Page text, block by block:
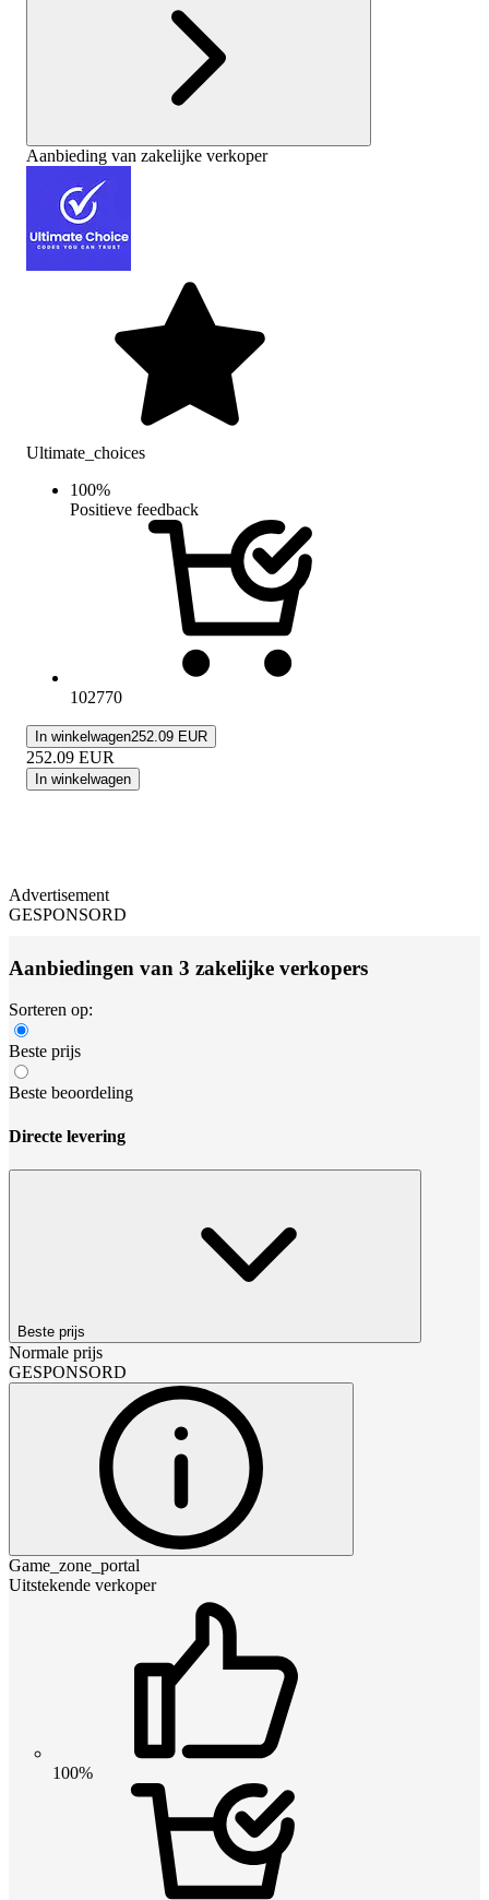
Aanbieding van zakelijke verkoper
Ultimate_choices
100%
Positieve feedback
102770
In winkelwagen252.09 EUR
252.09 EUR
In winkelwagen
Advertisement
GESPONSORD
Aanbiedingen van 3 zakelijke verkopers
Sorteren op:
Beste prijs
Beste beoordeling
Directe levering
Beste prijs
Normale prijs
GESPONSORD
Game_zone_portal
Uitstekende verkoper
100%